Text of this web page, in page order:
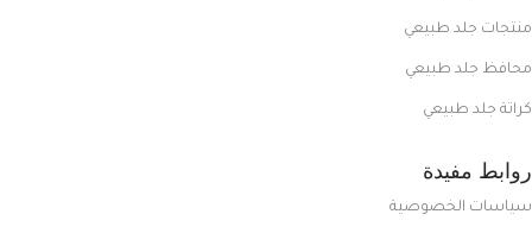
منتجات جلد طبيعي
محافظ جلد طبيعي
كراتة جلد طبيعي
روابط مفيدة
سياسات الخصوصية